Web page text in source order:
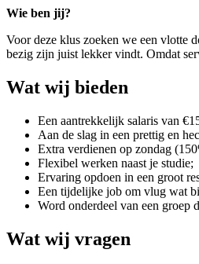
Wie ben jij?
Voor deze klus zoeken we een vlotte
bezig zijn juist lekker vindt. Omdat
Wat wij bieden
Een aantrekkelijk salaris van
Aan de slag in een prettig en
Extra verdienen op zondag
Flexibel werken naast je studie;
Ervaring opdoen in een groot
Een tijdelijke job om vlug wat
Word onderdeel van een groep
Wat wij vragen